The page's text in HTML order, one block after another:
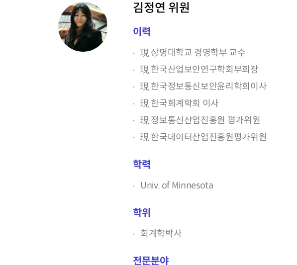
김정연 위원
이력
現 상명대학교 경영학부 교수
現 한국산업보안연구학회부회장
現 한국정보통신보안윤리학회이사
現 한국회계학회 이사
現 정보통신산업진흥원 평가위원
現 한국데이터산업진흥원평가위원
학력
Univ. of Minnesota
학위
회계학박사
전문분야